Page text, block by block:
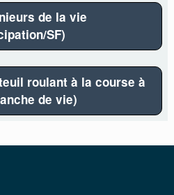
de la vie
SF)
roulant à la course à
de vie)